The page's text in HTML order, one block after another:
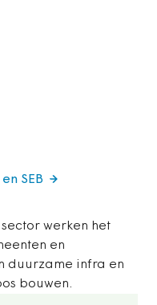
werken het
en
duurzame infra en
bouwen.
SEB